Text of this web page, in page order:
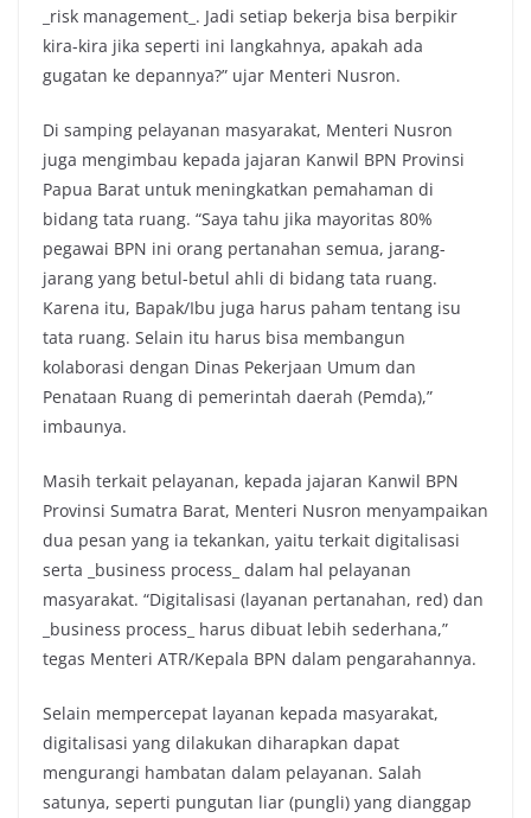
_risk management_. Jadi setiap bekerja bisa berpikir
kira-kira jika seperti ini langkahnya, apakah ada
gugatan ke depannya?” ujar Menteri Nusron.
Di samping pelayanan masyarakat, Menteri Nusron
juga mengimbau kepada jajaran Kanwil BPN Provinsi
Papua Barat untuk meningkatkan pemahaman di
bidang tata ruang. “Saya tahu jika mayoritas 80%
pegawai BPN ini orang pertanahan semua, jarang-
jarang yang betul-betul ahli di bidang tata ruang.
Karena itu, Bapak/Ibu juga harus paham tentang isu
tata ruang. Selain itu harus bisa membangun
kolaborasi dengan Dinas Pekerjaan Umum dan
Penataan Ruang di pemerintah daerah (Pemda),”
imbaunya.
Masih terkait pelayanan, kepada jajaran Kanwil BPN
Provinsi Sumatra Barat, Menteri Nusron menyampaikan
dua pesan yang ia tekankan, yaitu terkait digitalisasi
serta _business process_ dalam hal pelayanan
masyarakat. “Digitalisasi (layanan pertanahan, red) dan
_business process_ harus dibuat lebih sederhana,”
tegas Menteri ATR/Kepala BPN dalam pengarahannya.
Selain mempercepat layanan kepada masyarakat,
digitalisasi yang dilakukan diharapkan dapat
mengurangi hambatan dalam pelayanan. Salah
satunya, seperti pungutan liar (pungli) yang dianggap